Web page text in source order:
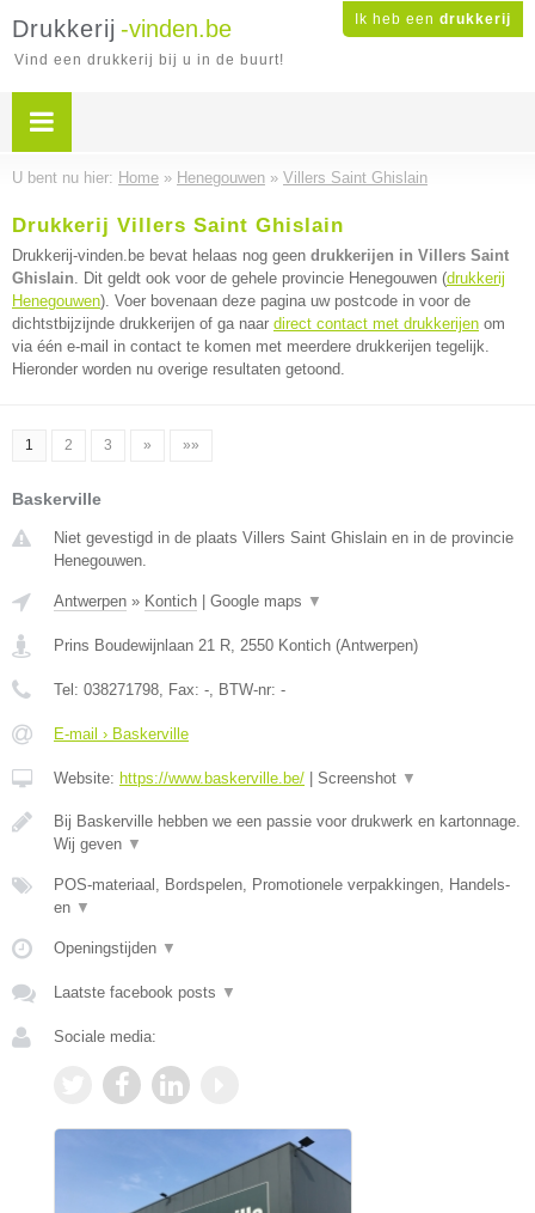
Ik heb een drukkerij
Drukkerij -vinden.be
Vind een drukkerij bij u in de buurt!
U bent nu hier: Home » Henegouwen » Villers Saint Ghislain
Drukkerij Villers Saint Ghislain
Drukkerij-vinden.be bevat helaas nog geen drukkerijen in Villers Saint
Ghislain. Dit geldt ook voor de gehele provincie Henegouwen (drukkerij
Henegouwen). Voer bovenaan deze pagina uw postcode in voor de
dichtstbijzijnde drukkerijen of ga naar direct contact met drukkerijen om
via één e-mail in contact te komen met meerdere drukkerijen tegelijk.
Hieronder worden nu overige resultaten getoond.
1 2 3 » »»
Baskerville
Niet gevestigd in de plaats Villers Saint Ghislain en in de provincie
Henegouwen.
Antwerpen » Kontich Google maps ▼
Prins Boudewijnlaan 21 R, 2550 Kontich (Antwerpen)
Tel: 038271798, Fax: -, BTW-nr: -
E-mail › Baskerville
Website: https://www.baskerville.be/ Screenshot ▼
Bij Baskerville hebben we een passie voor drukwerk en kartonnage.
Wij geven ▼
POS-materiaal, Bordspelen, Promotionele verpakkingen, Handels-
en ▼
Openingstijden ▼
Laatste facebook posts ▼
Sociale media: